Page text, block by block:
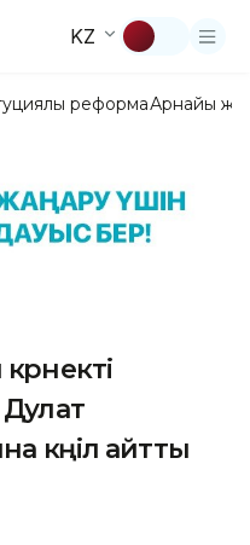
KZ
реформаАрнайы
көңіл айтты